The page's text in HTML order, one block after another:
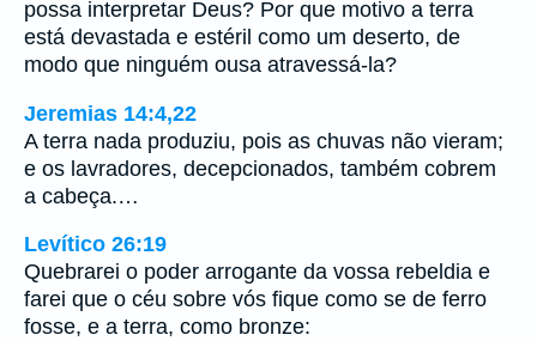
possa interpretar Deus? Por que motivo a terra
está devastada e estéril como um deserto, de
modo que ninguém ousa atravessá-la?
Jeremias 14:4,22
A terra nada produziu, pois as chuvas não vieram;
e os lavradores, decepcionados, também cobrem
a cabeça.…
Levítico 26:19
Quebrarei o poder arrogante da vossa rebeldia e
farei que o céu sobre vós fique como se de ferro
fosse, e a terra, como bronze: